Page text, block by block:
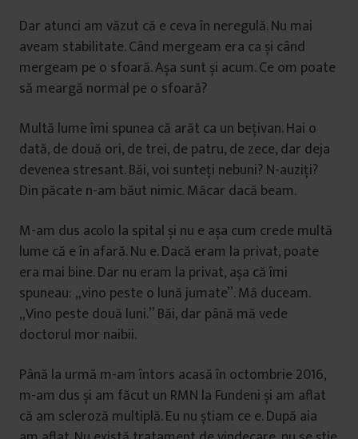
Dar atunci am văzut că e ceva în neregulă. Nu mai
aveam stabilitate. Când mergeam era ca și când
mergeam pe o sfoară. Așa sunt și acum. Ce om poate
să meargă normal pe o sfoară?
Multă lume îmi spunea că arăt ca un bețivan. Hai o
dată, de două ori, de trei, de patru, de zece, dar deja
devenea stresant. Băi, voi sunteți nebuni? N-auziți?
Din păcate n-am băut nimic. Măcar dacă beam.
M-am dus acolo la spital și nu e așa cum crede multă
lume că e în afară. Nu e. Dacă eram la privat, poate
era mai bine. Dar nu eram la privat, așa că îmi
spuneau: „vino peste o lună jumate”. Mă duceam.
„Vino peste două luni.” Băi, dar până mă vede
doctorul mor naibii.
Până la urmă m-am întors acasă în octombrie 2016,
m-am dus și am făcut un RMN la Fundeni și am aflat
că am scleroză multiplă. Eu nu știam ce e. După aia